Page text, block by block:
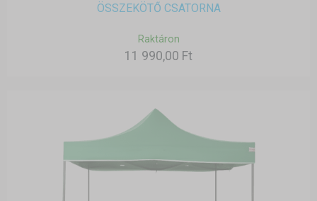
ÖSSZEKÖTŐ CSATORNA
Raktáron
11 990,00 Ft